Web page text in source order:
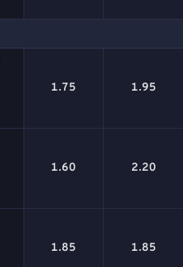
1.75 1.95
1.60 2.20
1.85 1.85